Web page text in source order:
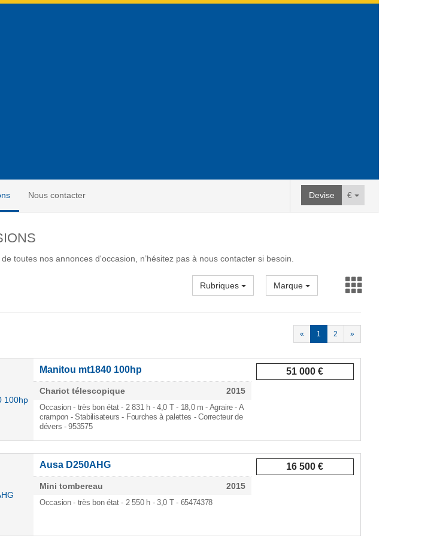
Devise €
Nous contacter
toutes nos annonces d'occasion, n’hésitez pas à nous contacter si besoin.
Rubriques Marque
« 1 2 »
Manitou mt1840 100hp
Chariot télescopique 2015
Occasion - très bon état - 2 831 h - 4,0 T - 18,0 m - Agraire - A
crampon - Stabilisateurs - Fourches à palettes - Correcteur de
dévers - 953575
51 000 €
Ausa D250AHG
Mini tombereau 2015
Occasion - très bon état - 2 550 h - 3,0 T - 65474378
16 500 €